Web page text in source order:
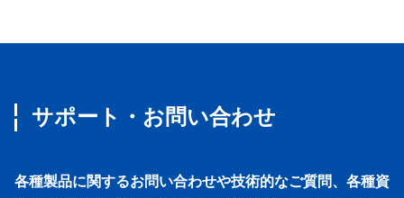
サポート・お問い合わせ
各種製品に関するお問い合わせや技術的なご質問、各種資